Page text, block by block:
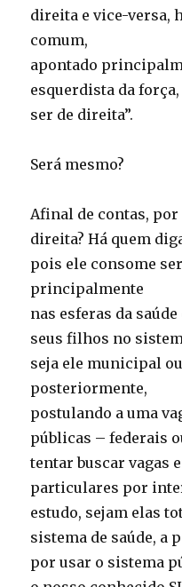
direita e vice-versa,
comum,
apontado
esquerdista da
ser de direita”.
Será mesmo?
Afinal de contas,
direita? Há quem
pois ele consome
principalmente
nas esferas da
seus filhos no
seja ele municipal
posteriormente,
postulando a uma
públicas – federais
tentar buscar vagas
particulares por
estudo, sejam elas
sistema de saúde, a
por usar o sistema